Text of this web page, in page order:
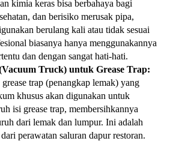
kimia keras bisa berbahaya bagi
dan berisiko merusak pipa,
berulang kali atau tidak sesuai
biasanya hanya menggunakannya
dan dengan sangat hati-hati.
Truck) untuk Grease Trap:
trap (penangkap lemak) yang
khusus akan digunakan untuk
isi grease trap, membersihkannya
dari lemak dan lumpur. Ini adalah
perawatan saluran dapur restoran.